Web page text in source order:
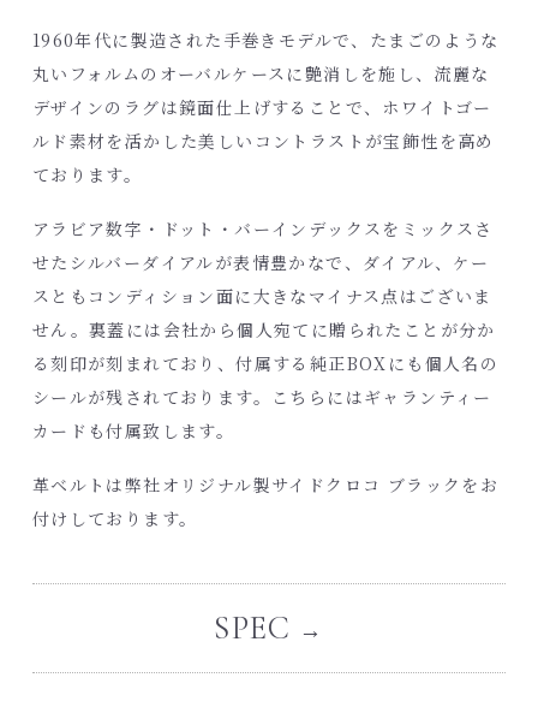
1960年代に製造された手巻きモデルで、たまごのような
丸いフォルムのオーバルケースに艶消しを施し、流麗な
デザインのラグは鏡面仕上げすることで、ホワイトゴー
ルド素材を活かした美しいコントラストが宝飾性を高め
ております。
アラビア数字・ドット・バーインデックスをミックスさ
せたシルバーダイアルが表情豊かなで、ダイアル、ケー
スともコンディション面に大きなマイナス点はございま
せん。裏蓋には会社から個人宛てに贈られたことが分か
る刻印が刻まれており、付属する純正BOXにも個人名の
シールが残されております。こちらにはギャランティー
カードも付属致します。
革ベルトは弊社オリジナル製サイドクロコ ブラックをお
付けしております。
SPEC